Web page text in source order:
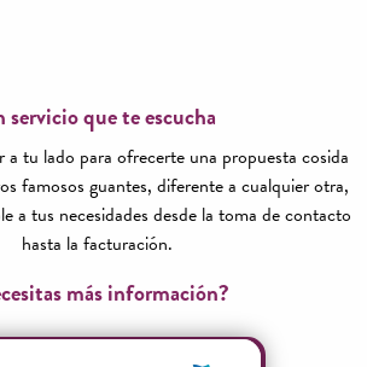
servicio que te escucha
tu lado para ofrecerte una propuesta cosida
famosos guantes, diferente a cualquier otra,
a tus necesidades desde la toma de contacto
hasta la facturación.
más información?